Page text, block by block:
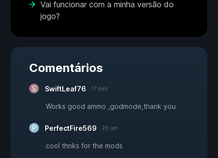
Vai funcionar com a minha versão do
jogo?
Comentários
SwiftLeaf76 17 dez
Works good ammo ,godmode,thank you
PerfectFire569 25 jan
cool thnks for the mods